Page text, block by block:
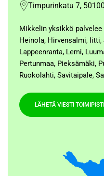
Timpurinkatu 7,
Mikkelin yksikkö
Heinola, Hirvensalmi, Iitti,
Lappeenranta, Lemi,
Pertunmaa, Pieksämäki,
Ruokolahti, Savitaipale,
LÄHETÄ VIESTI